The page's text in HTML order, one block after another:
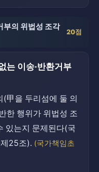
부의 위법성 조각
20점
는 이송·반환거부
(甲을 두리섬에 둘 의
한 행위가 위법성 조
있는지 문제된다(국
25조). (국가책임초